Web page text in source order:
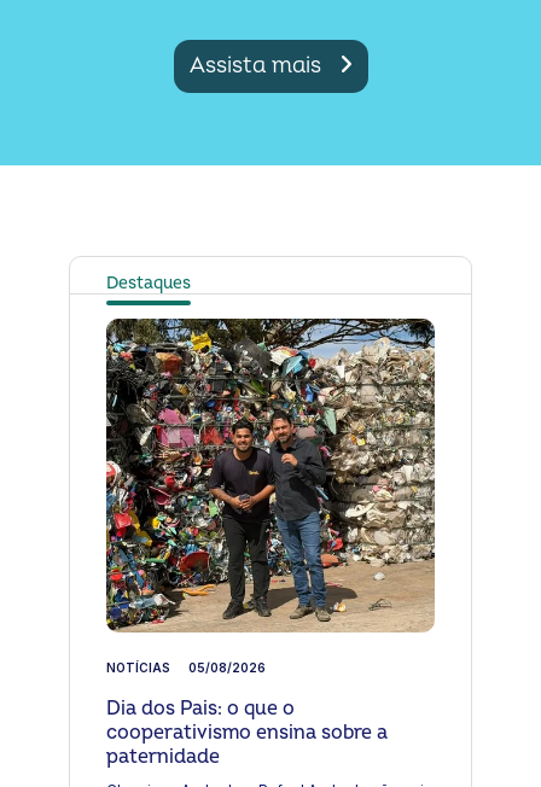
Assista mais
Destaques
NOTÍCIAS 05/08/2026
Dia dos Pais: o que o
cooperativismo ensina sobre a
paternidade